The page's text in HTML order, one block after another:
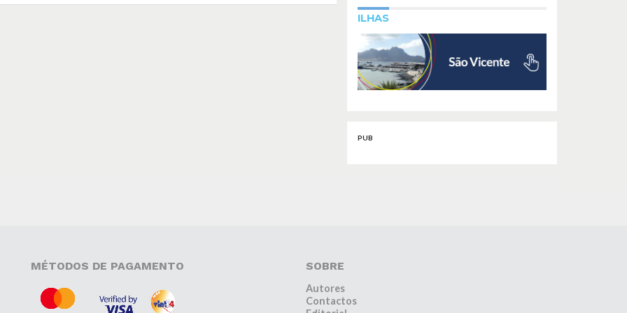
ILHAS
PUB
MÉTODOS DE PAGAMENTO SOBRE
Autores
Contactos